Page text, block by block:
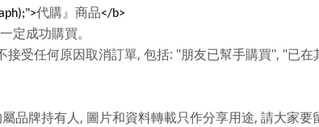
代購』商品</b>
一定成功購買。
接受任何原因取消訂單, 包括: "朋友已幫手購買", "已在
品牌持有人 , 圖片和資料轉載只作分享用途, 請大家要